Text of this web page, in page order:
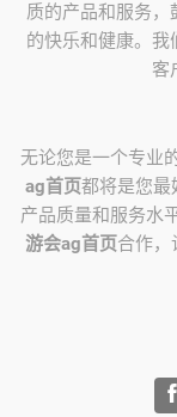
质的产品和服务，
的快乐和健康。我
客
无论您是一个专业
ag首页都将是您最
产品质量和服务水
游会ag首页合作，